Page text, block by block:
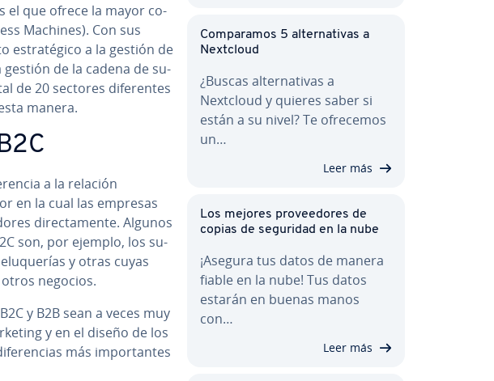
el que ofrece la mayor co­
Machines). Con sus
es­tra­té­gi­co a la gestión de
de la cadena de su­
de 20 sectores di­fe­re­n­tes
manera.
a la relación
en la cual las empresas
di­re­c­ta­me­n­te. Algunos
son, por ejemplo, los su­
y otras cuyas
negocios.
y B2B sean a veces muy
y en el diseño de los
más im­po­r­ta­n­tes
Co­m­pa­ra­mos 5 al­te­r­na­ti­vas a
Nextcloud
¿Buscas al­te­r­na­ti­vas a
Nextcloud y quieres saber si
están a su nivel? Te ofrecemos
un…
Leer más
Los mejores pro­vee­do­res de
copias de seguridad en la nube
¡Asegura tus datos de manera
fiable en la nube! Tus datos
estarán en buenas manos
con…
Leer más